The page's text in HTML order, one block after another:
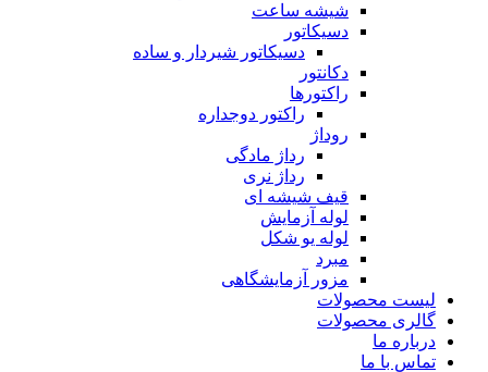
شیشه ساعت
دسیکاتور
دسیکاتور شیردار و ساده
دکانتور
راکتورها
راکتور دوجداره
روداژ
رداژ مادگی
رداژ نری
قیف شیشه ای
لوله آزمایش
لوله یو شکل
مبرد
مزور آزمایشگاهی
لیست محصولات
گالری محصولات
درباره ما
تماس با ما